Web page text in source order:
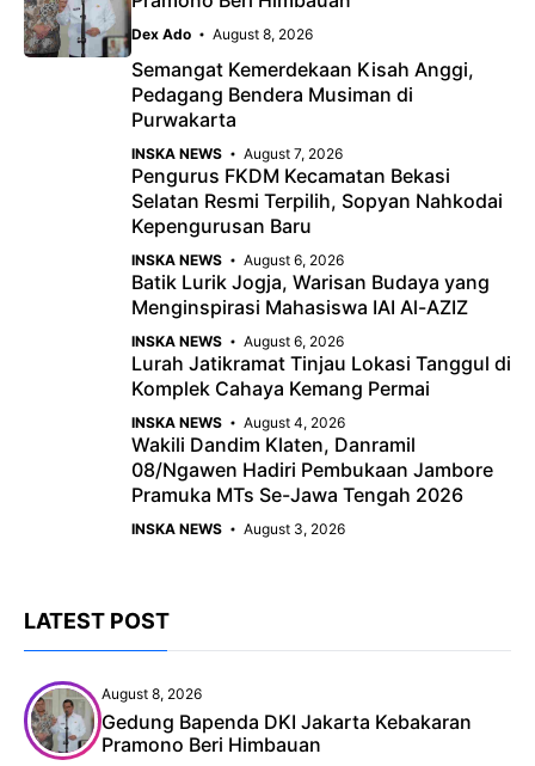
Dex Ado August 8, 2026
Semangat Kemerdekaan Kisah Anggi,
Pedagang Bendera Musiman di
Purwakarta
INSKA NEWS August 7, 2026
Pengurus FKDM Kecamatan Bekasi
Selatan Resmi Terpilih, Sopyan Nahkodai
Kepengurusan Baru
INSKA NEWS August 6, 2026
Batik Lurik Jogja, Warisan Budaya yang
Menginspirasi Mahasiswa IAI Al-AZIZ
INSKA NEWS August 6, 2026
Lurah Jatikramat Tinjau Lokasi Tanggul di
Komplek Cahaya Kemang Permai
INSKA NEWS August 4, 2026
Wakili Dandim Klaten, Danramil
08/Ngawen Hadiri Pembukaan Jambore
Pramuka MTs Se-Jawa Tengah 2026
INSKA NEWS August 3, 2026
LATEST POST
August 8, 2026
Gedung Bapenda DKI Jakarta Kebakaran
Pramono Beri Himbauan